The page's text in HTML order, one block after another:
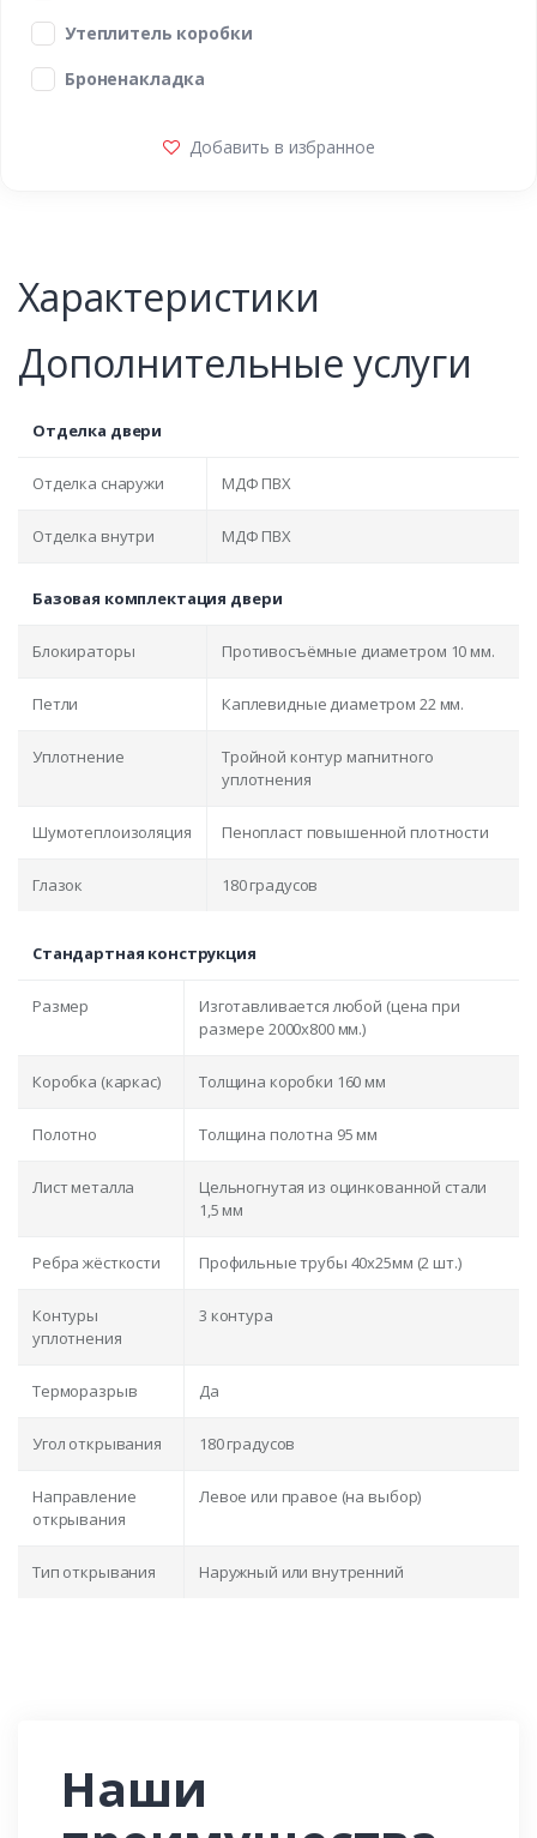
Утеплитель коробки
Броненакладка
Добавить в избранное
Характеристики
Дополнительные услуги
Отделка двери
Отделка снаружи МДФ ПВХ
Отделка внутри МДФ ПВХ
Базовая комплектация двери
Блокираторы Противосъёмные диаметром 10 мм.
Петли Каплевидные диаметром 22 мм.
Уплотнение
Тройной контур магнитного
уплотнения
Шумотеплоизоляция Пенопласт повышенной плотности
Глазок 180 градусов
Стандартная конструкция
Размер
Изготавливается любой (цена при
размере 2000x800 мм.)
Коробка (каркас) Толщина коробки 160 мм
Полотно Толщина полотна 95 мм
Лист металла
Цельногнутая из оцинкованной стали
1,5 мм
Ребра жёсткости Профильные трубы 40х25мм (2 шт.)
Контуры
уплотнения
3 контура
Терморазрыв Да
Угол открывания 180 градусов
Направление
открывания
Левое или правое (на выбор)
Тип открывания Наружный или внутренний
Наши